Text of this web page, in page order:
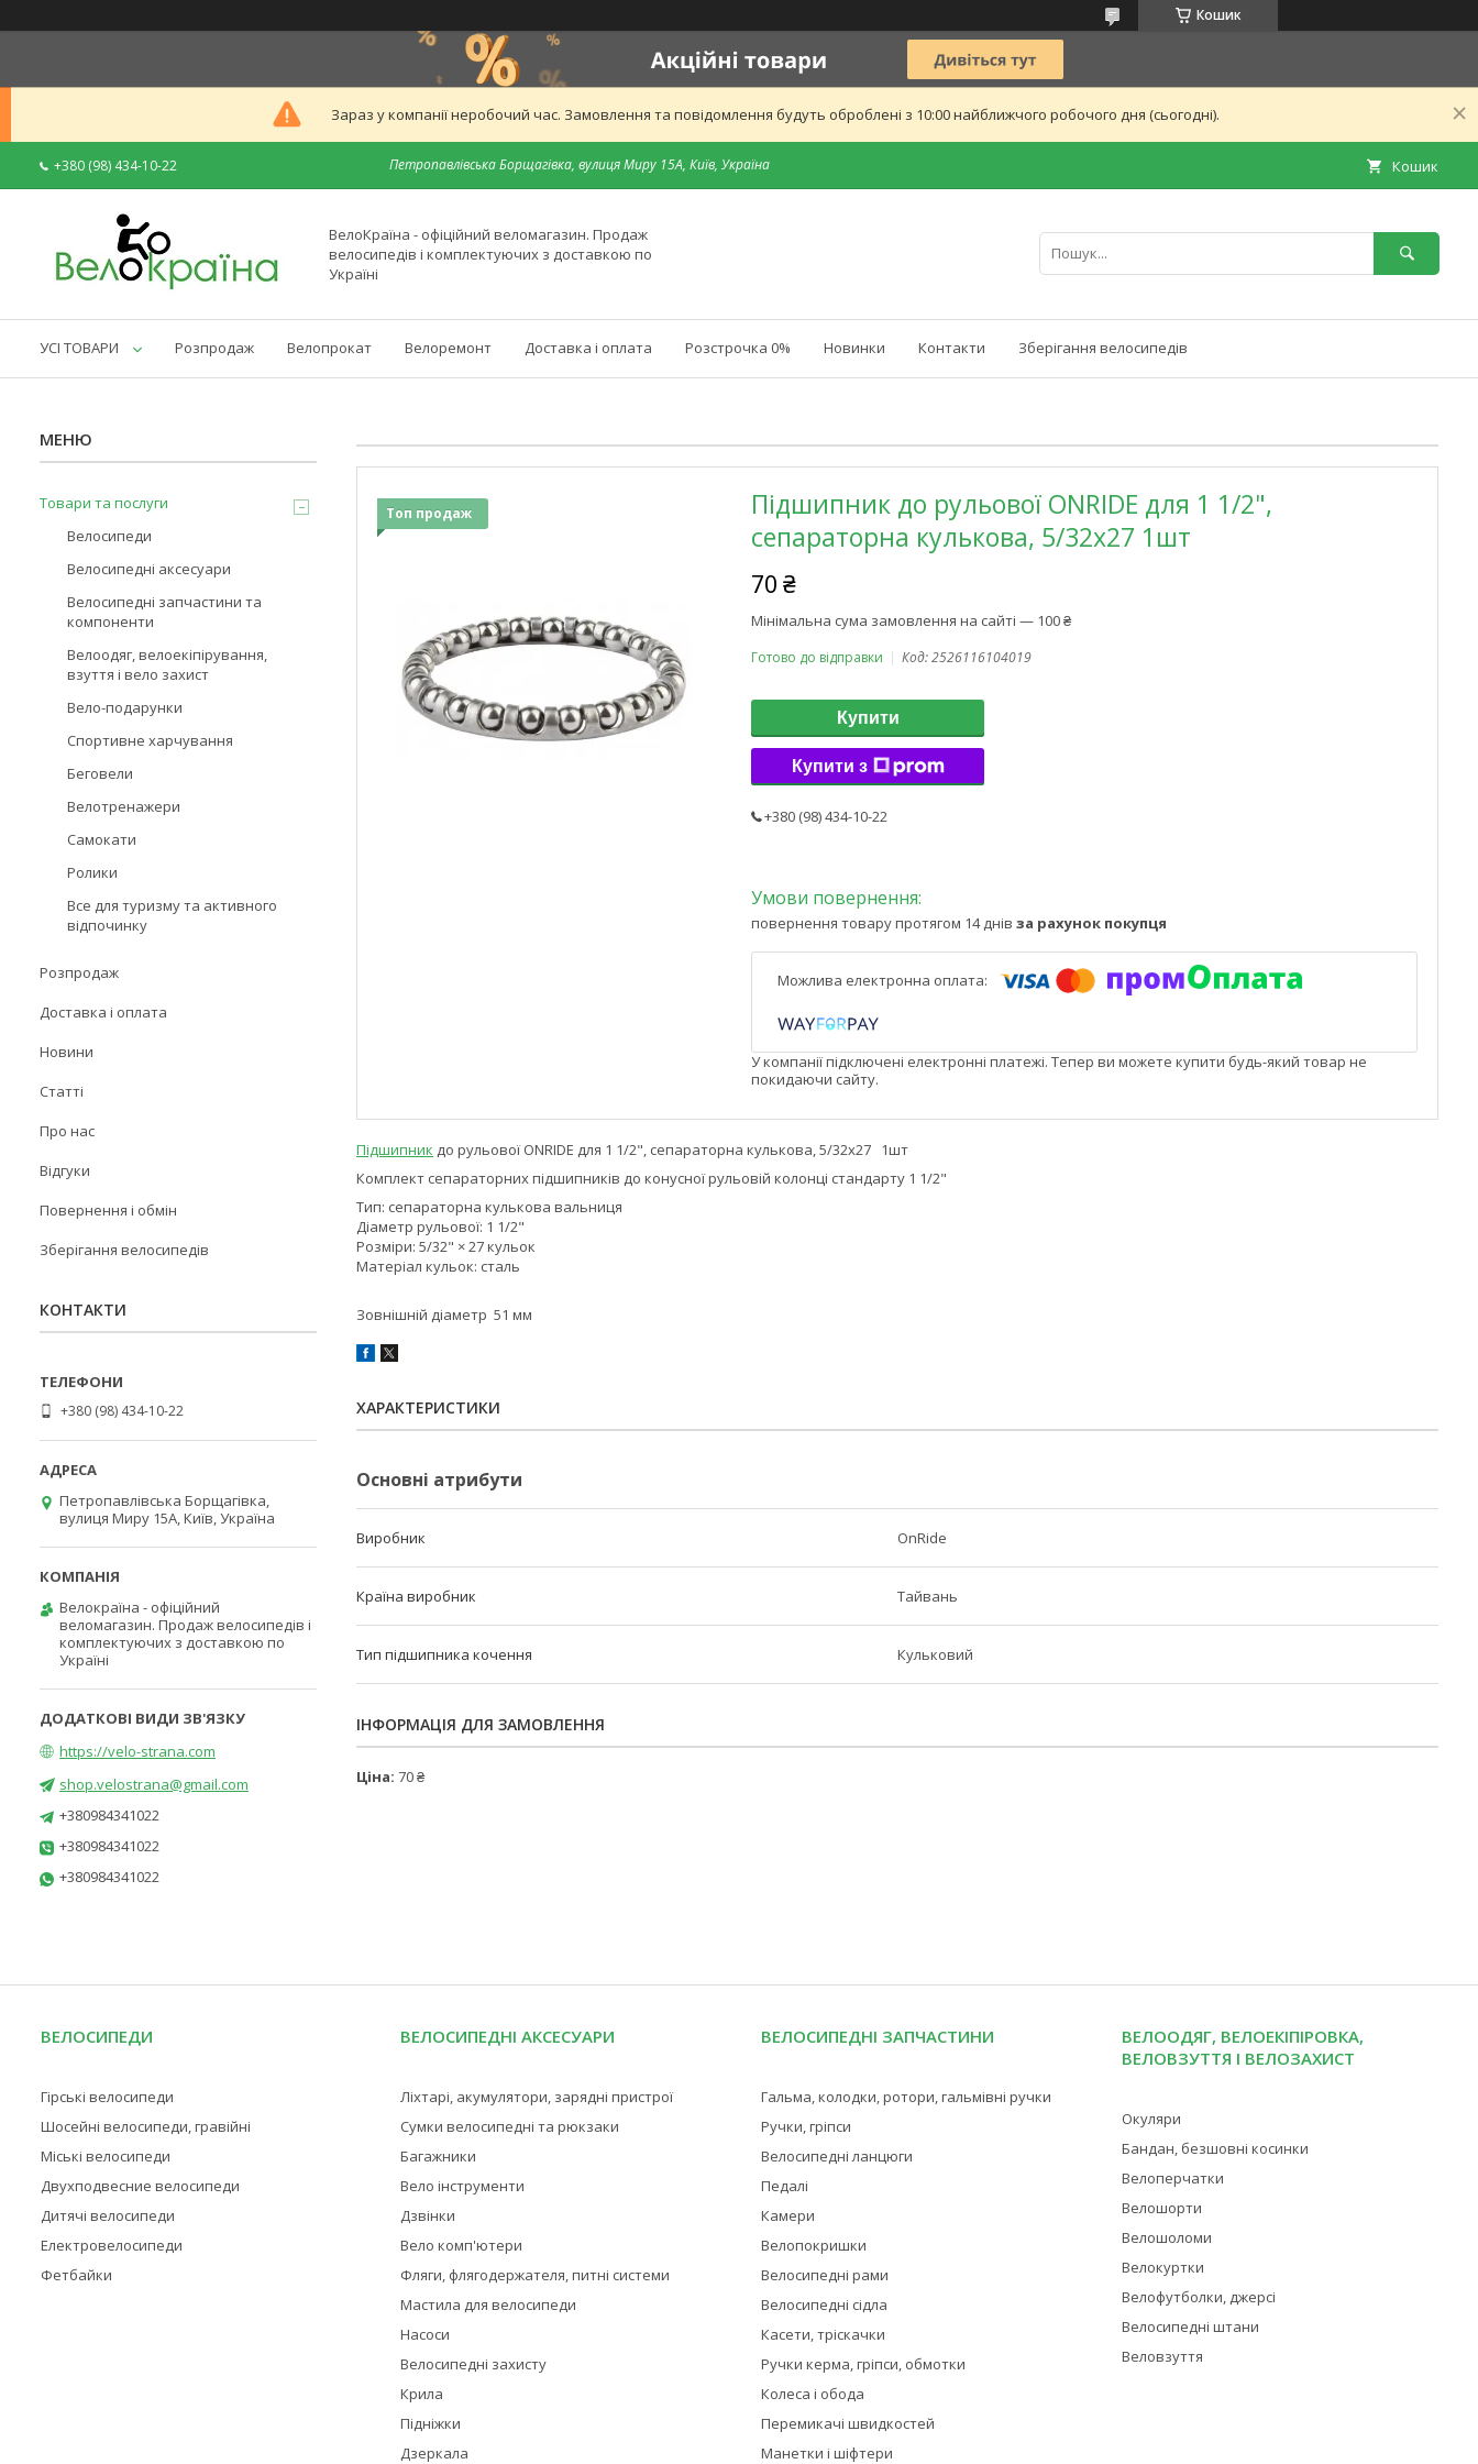
Кошик
Зараз у компанії неробочий час. Замовлення та повідомлення будуть оброблені з 10:00 найближчого робочого дня (сьогодні).
+380 (98) 434-10-22 Петропавлівська Борщагівка, вулиця Миру 15А, Київ, Україна Кошик
ВелоКраїна - офіційний веломагазин. Продаж
велосипедів і комплектуючих з доставкою по
Україні
УСІ ТОВАРИ Розпродаж Велопрокат Велоремонт Доставка і оплата Розстрочка 0% Новинки Контакти Зберігання велосипедів
Топ продаж
Підшипник до рульової ONRIDE для 1 1/2",
сепараторна кулькова, 5/32x27 1шт
70 ₴
Мінімальна сума замовлення на сайті — 100 ₴
Готово до відправки Код:2526116104019
Купити
Купити з
+380 (98) 434-10-22
повернення товару протягом 14 днів за рахунок покупця
У компанії підключені електронні платежі. Тепер ви можете купити будь-який товар не
покидаючи сайту.
Підшипник до рульової ONRIDE для 1 1/2", сепараторна кулькова, 5/32x27 1шт
Комплект сепараторних підшипників до конусної рульовій колонці стандарту 1 1/2"
Тип: сепараторна кулькова вальниця
Діаметр рульової: 1 1/2"
Розміри: 5/32" × 27 кульок
Матеріал кульок: сталь
Зовнішній діаметр 51 мм
ХАРАКТЕРИСТИКИ
Основні атрибути
Виробник OnRide
Країна виробник Тайвань
Тип підшипника кочення Кульковий
ІНФОРМАЦІЯ ДЛЯ ЗАМОВЛЕННЯ
Ціна: 70 ₴
Товари та послуги
Велосипеди
Велосипедні аксесуари
Велосипедні запчастини та
компоненти
Велоодяг, велоекіпірування,
взуття і вело захист
Вело-подарунки
Спортивне харчування
Беговели
Велотренажери
Самокати
Ролики
Все для туризму та активного
відпочинку
Розпродаж
Доставка і оплата
Новини
Статті
Про нас
Відгуки
Повернення і обмін
Зберігання велосипедів
КОНТАКТИ
+380 (98) 434-10-22
Петропавлівська Борщагівка,
вулиця Миру 15А, Київ, Україна
Велокраїна - офіційний
веломагазин. Продаж велосипедів і
комплектуючих з доставкою по
Україні
https://velo-strana.com
shop.velostrana@gmail.com
+380984341022
+380984341022
+380984341022
ВЕЛОСИПЕДИ
Гірські велосипеди
Шосейні велосипеди, гравійні
Міські велосипеди
Двухподвесние велосипеди
Дитячі велосипеди
Електровелосипеди
Фетбайки
ВЕЛОСИПЕДНІ АКСЕСУАРИ
Ліхтарі, акумулятори, зарядні пристрої
Сумки велосипедні та рюкзаки
Багажники
Вело інструменти
Дзвінки
Вело комп'ютери
Фляги, флягодержателя, питні системи
Мастила для велосипеди
Насоси
Велосипедні захисту
Крила
Підніжки
Дзеркала
ВЕЛОСИПЕДНІ ЗАПЧАСТИНИ
Гальма, колодки, ротори, гальмівні ручки
Ручки, гріпси
Велосипедні ланцюги
Педалі
Камери
Велопокришки
Велосипедні рами
Велосипедні сідла
Касети, тріскачки
Ручки керма, гріпси, обмотки
Колеса і обода
Перемикачі швидкостей
Манетки і шіфтери
ВЕЛООДЯГ, ВЕЛОЕКІПІРОВКА,
ВЕЛОВЗУТТЯ І ВЕЛОЗАХИСТ
Окуляри
Бандан, безшовні косинки
Велоперчатки
Велошорти
Велошоломи
Велокуртки
Велофутболки, джерсі
Велосипедні штани
Веловзуття